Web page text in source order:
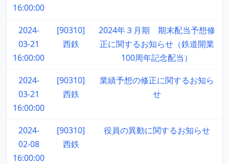
16:00:00
2024-
03-21
16:00:00
[90310]
西鉄
2024年３月期 期末配当予想修
正に関するお知らせ（鉄道開業
100周年記念配当）
2024-
03-21
16:00:00
[90310]
西鉄
業績予想の修正に関するお知ら
せ
2024-
02-08
16:00:00
[90310]
西鉄
役員の異動に関するお知らせ